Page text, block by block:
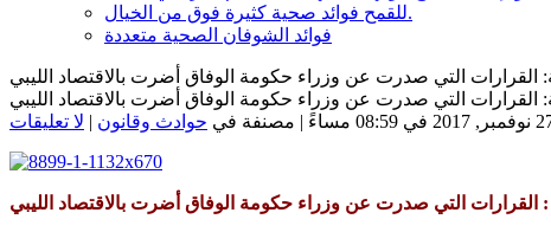
للقمح فوائد صحية كثيرة فوق من الخيال.
فوائد الشوفان الصحية متعددة
القرارات التي صدرت عن وزراء حكومة الوفاق أضرت بالاقتصاد الليبي
القرارات التي صدرت عن وزراء حكومة الوفاق أضرت بالاقتصاد الليبي
حوادث وقانون | لا تعليقات
: القرارات التي صدرت عن وزراء حكومة الوفاق أضرت بالاقتصاد الليبي